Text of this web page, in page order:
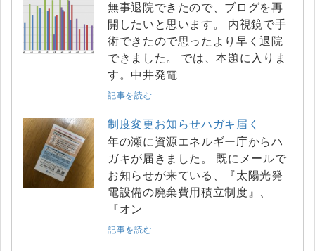
無事退院できたので、ブログを再
開したいと思います。 内視鏡で手
術できたので思ったより早く退院
できました。 では、本題に入りま
す。中井発電
記事を読む
制度変更お知らせハガキ届く
年の瀬に資源エネルギー庁からハ
ガキが届きました。 既にメールで
お知らせが来ている、『太陽光発
電設備の廃棄費用積立制度』、
『オン
記事を読む